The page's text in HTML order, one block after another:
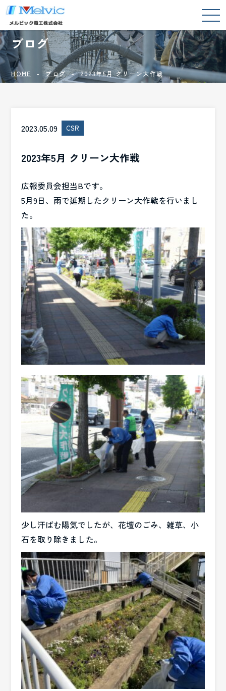
BLOG
ブログ
HOME ブログ 2023年5月 クリーン大作戦
2023.05.09 CSR
2023年5月 クリーン大作戦
広報委員会担当Bです。
5月9日、雨で延期したクリーン大作戦を行いまし
た。
少し汗ばむ陽気でしたが、花壇のごみ、雑草、小
石を取り除きました。